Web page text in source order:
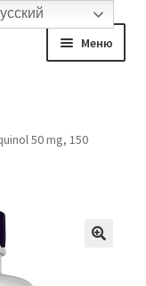
Меню
50 mg, 150